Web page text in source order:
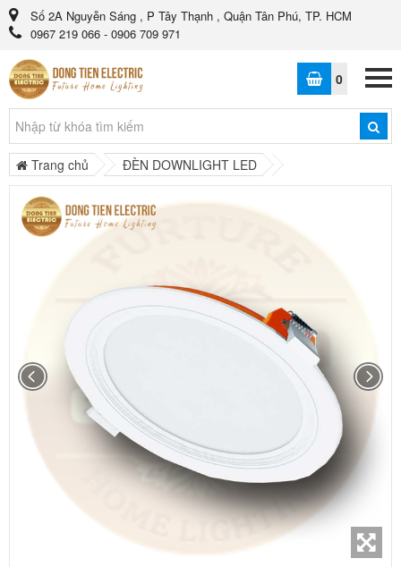
Số 2A Nguyễn Sáng , P Tây Thạnh , Quận Tân Phú, TP. HCM
0967 219 066 - 0906 709 971
0
Trang chủ ĐÈN DOWNLIGHT LED